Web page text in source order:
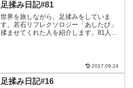
足揉み日記#81
世界を旅しながら、足揉みをしていま
す。若石リフレクソロジー「あしたび」
揉ませてくれた人を紹介します。81人目
2017.09.24
足揉み日記#16